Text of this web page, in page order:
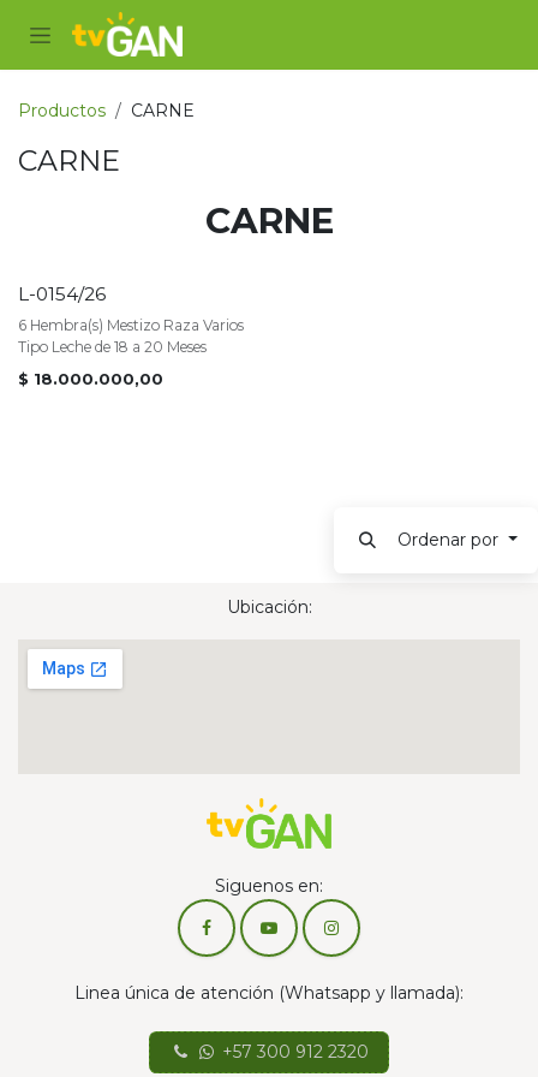
Productos CARNE
CARNE
CARNE
VENDIDO
L-0154/26
6 Hembra(s) Mestizo Raza Varios
Tipo Leche de 18 a 20 Meses
$ 18.000.000,00
Ordenar por
Ubicación:
Siguenos en:
Linea única de atención (Whatsapp y llamada):
+57 300 912 2320